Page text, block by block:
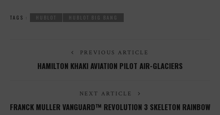
TAGS : HUBLOT HUBLOT BIG BANG
PREVIOUS ARTICLE
HAMILTON KHAKI AVIATION PILOT AIR-GLACIERS
NEXT ARTICLE
FRANCK MULLER VANGUARD™ REVOLUTION 3 SKELETON RAINBOW